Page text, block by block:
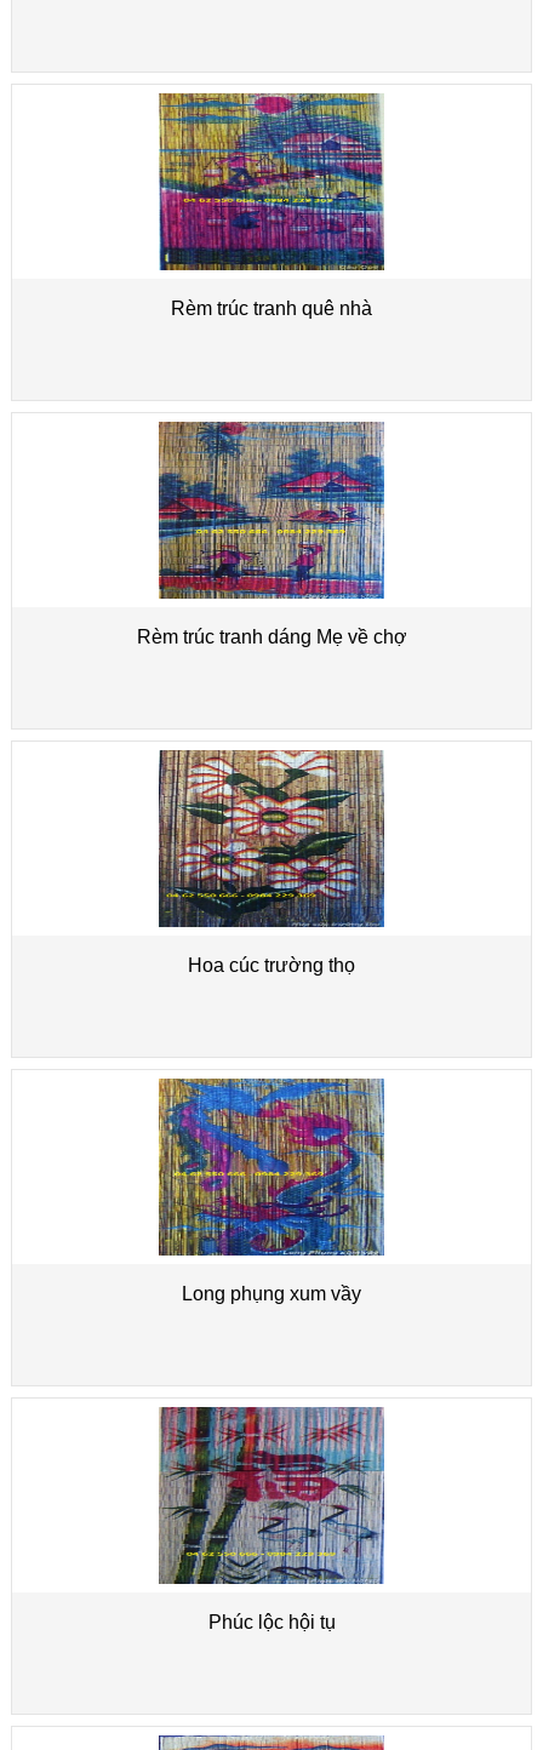
Rèm trúc tranh quê nhà
Rèm trúc tranh dáng Mẹ về chợ
Hoa cúc trường thọ
Long phụng xum vầy
Phúc lộc hội tụ